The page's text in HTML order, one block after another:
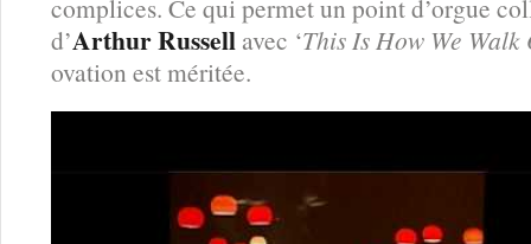
complices. Ce qui permet un point d’orgue
d’Arthur Russell avec ‘This Is How We
ovation est méritée.